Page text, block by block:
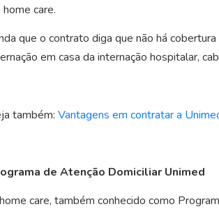
care.
que o contrato diga que não há
em casa da internação hospitalar,
também: Vantagens em contratar a
de Atenção Domiciliar Unimed
care, também conhecido como